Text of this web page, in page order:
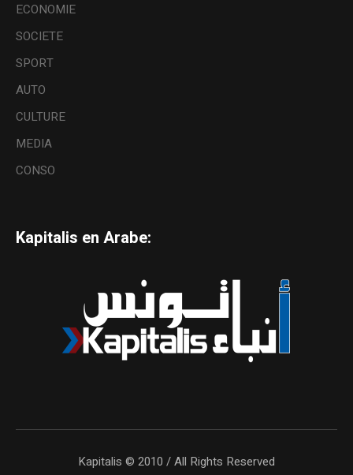
ECONOMIE
SOCIETE
SPORT
AUTO
CULTURE
MEDIA
CONSO
Kapitalis en Arabe:
Kapitalis © 2010 / All Rights Reserved